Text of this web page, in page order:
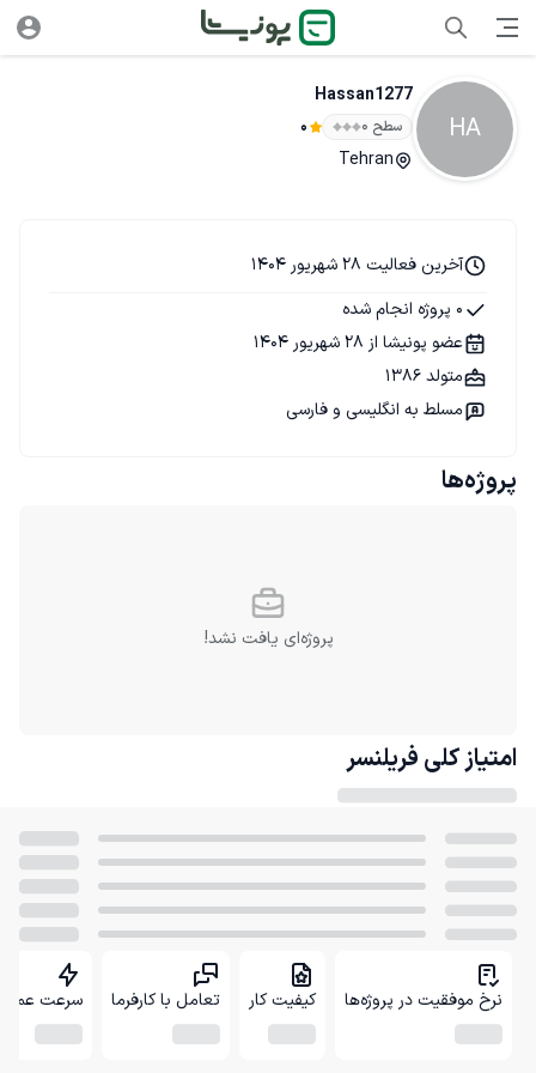
HA
Hassan1277
سطح ۰ 0
Tehran
آخرین فعالیت 28 شهریور 1404
0 پروژه انجام شده
عضو پونیشا از 28 شهریور 1404
متولد 1386
مسلط به انگلیسی و فارسی
پروژه‌ها
پروژه‌ای یافت نشد!
امتیاز کلی فریلنسر
نرخ موفقیت در پروژه‌ها کیفیت کار تعامل با کارفرما سرعت عمل